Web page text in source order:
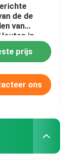
de de
van
in
prijs
ons